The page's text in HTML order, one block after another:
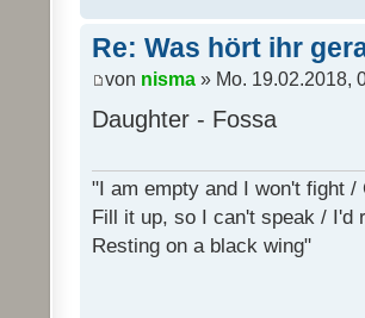
Re: Was hört ihr
von nisma » Mo. 19.02.2018,
Daughter - Fossa
"I am empty and I won't fight
Fill it up, so I can't speak / I'd
Resting on a black wing"